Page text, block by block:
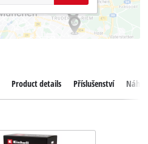
Product details Příslušenství